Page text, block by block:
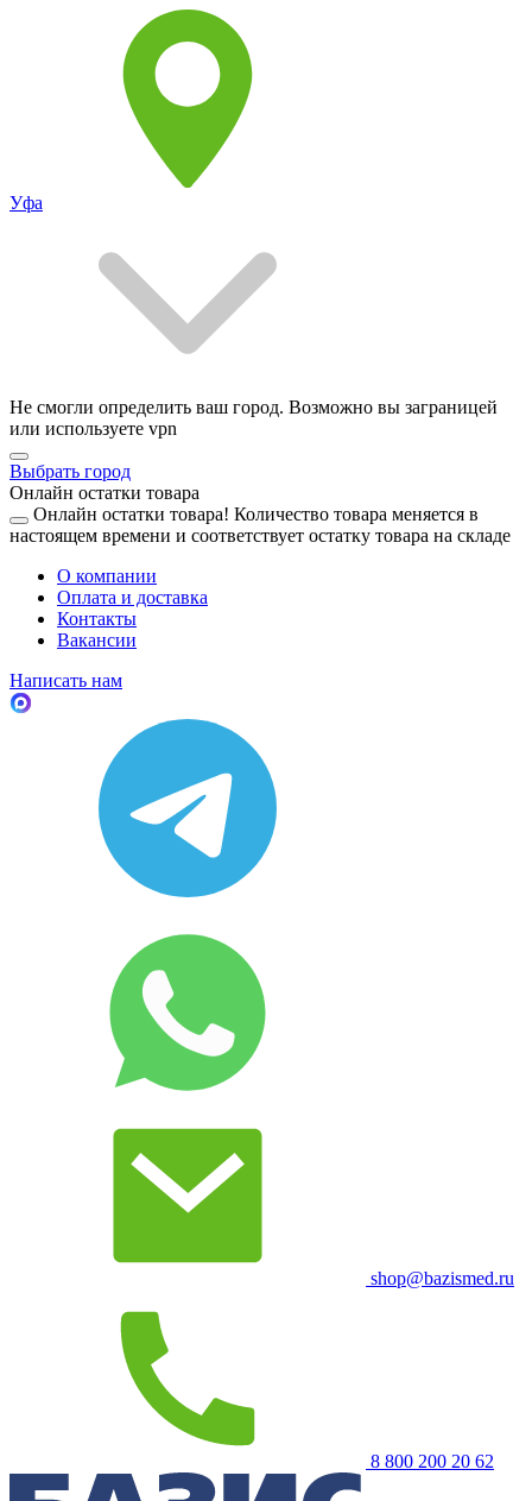
Уфа
Не смогли определить ваш город. Возможно вы заграницей
или используете vpn
Выбрать город
Онлайн остатки товара
Онлайн остатки товара! Количество товара меняется в
настоящем времени и соответствует остатку товара на складе
О компании
Оплата и доставка
Контакты
Вакансии
Написать нам
shop@bazismed.ru
8 800 200 20 62